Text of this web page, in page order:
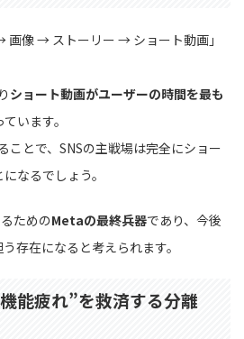
画像 → ストーリー → ショート動画」
ショート動画がユーザーの時間を最も
います。
ことで、SNSの主戦場は完全にショー
なるでしょう。
ためのMetaの最終兵器であり、今後
存在になると考えられます。
能疲れ”を救済する分離